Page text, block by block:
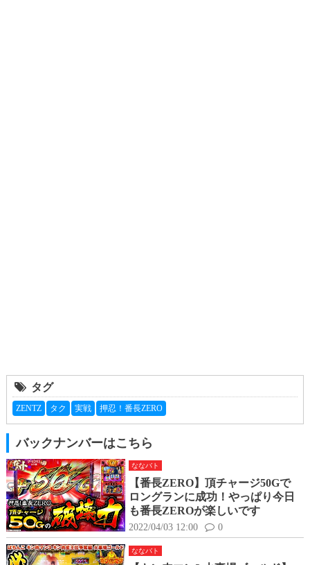
タグ
ZENTZ タク 実戦 押忍！番長ZERO
バックナンバーはこちら
ななバト
【番長ZERO】頂チャージ50Gで
ロングランに成功！やっぱり今日
も番長ZEROが楽しいです
2022/04/03 12:00 0
ななバト